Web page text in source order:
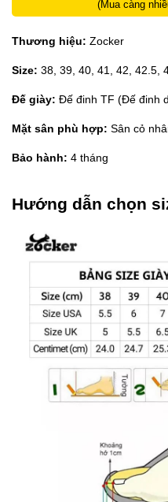
(Mua càng
Thương hiệu: Zocker
Size: 38, 39, 40, 41, 42, 42.5,
Đế giày: Đế đinh TF (Đế đinh
Mặt sân phù hợp: Sân cỏ
Bảo hành: 4 tháng
Hướng dẫn chọn